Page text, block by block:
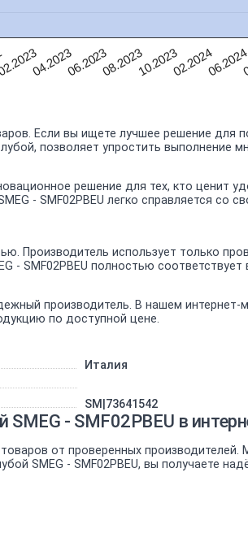
04.202306.202308.202310.202302.2024
Если вы ищете лучшее решение для
позволяет упростить
решение для тех, кто ценит
- SMF02PBEU легко справляется
Производитель использует только
- SMF02PBEU полностью
производитель. В нашем интернет-
по доступной цене.
Италия
SM|73641542
- SMF02PBEU в
от проверенных
SMEG - SMF02PBEU, вы получаете